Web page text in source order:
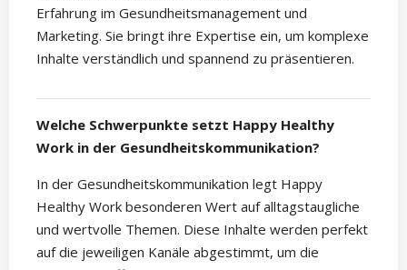
Erfahrung im Gesundheitsmanagement und
Marketing. Sie bringt ihre Expertise ein, um komplexe
Inhalte verständlich und spannend zu präsentieren.
Welche Schwerpunkte setzt Happy Healthy
Work in der Gesundheitskommunikation?
In der Gesundheitskommunikation legt Happy
Healthy Work besonderen Wert auf alltagstaugliche
und wertvolle Themen. Diese Inhalte werden perfekt
auf die jeweiligen Kanäle abgestimmt, um die